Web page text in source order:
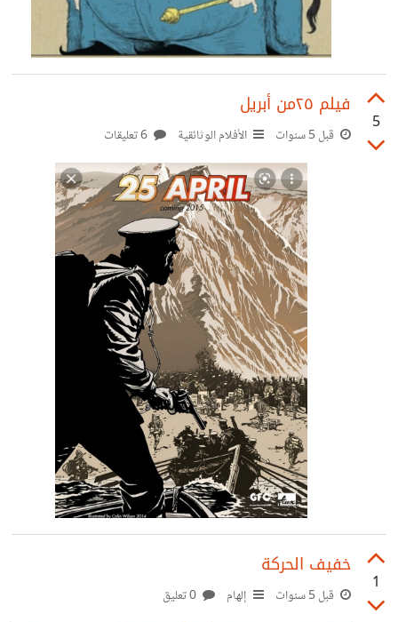
5
فيلم ٢٥من أبريل
قبل 5 سنوات الأفلام الوثائقية
1
خفيف الحركة
قبل 5 سنوات إلهام